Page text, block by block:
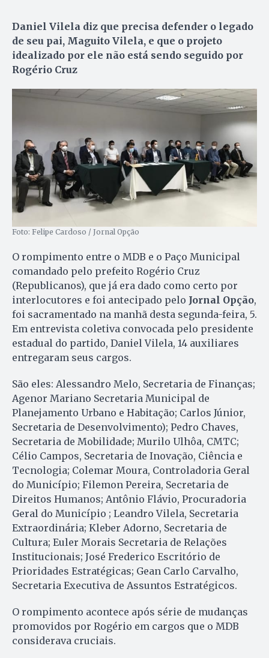
Daniel Vilela diz que precisa defender o legado
de seu pai, Maguito Vilela, e que o projeto
idealizado por ele não está sendo seguido por
Rogério Cruz
Foto: Felipe Cardoso / Jornal Opção
O rompimento entre o MDB e o Paço Municipal
comandado pelo prefeito Rogério Cruz
(Republicanos), que já era dado como certo por
interlocutores e foi antecipado pelo Jornal Opção,
foi sacramentado na manhã desta segunda-feira, 5.
Em entrevista coletiva convocada pelo presidente
estadual do partido, Daniel Vilela, 14 auxiliares
entregaram seus cargos.
São eles: Alessandro Melo, Secretaria de Finanças;
Agenor Mariano Secretaria Municipal de
Planejamento Urbano e Habitação; Carlos Júnior,
Secretaria de Desenvolvimento); Pedro Chaves,
Secretaria de Mobilidade; Murilo Ulhôa, CMTC;
Célio Campos, Secretaria de Inovação, Ciência e
Tecnologia; Colemar Moura, Controladoria Geral
do Município; Filemon Pereira, Secretaria de
Direitos Humanos; Antônio Flávio, Procuradoria
Geral do Município ; Leandro Vilela, Secretaria
Extraordinária; Kleber Adorno, Secretaria de
Cultura; Euler Morais Secretaria de Relações
Institucionais; José Frederico Escritório de
Prioridades Estratégicas; Gean Carlo Carvalho,
Secretaria Executiva de Assuntos Estratégicos.
O rompimento acontece após série de mudanças
promovidos por Rogério em cargos que o MDB
considerava cruciais.